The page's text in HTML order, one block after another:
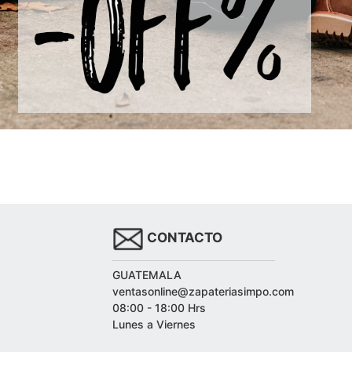
CONTACTO
GUATEMALA
ventasonline@zapateriasimpo.com
08:00 - 18:00 Hrs
Lunes a Viernes